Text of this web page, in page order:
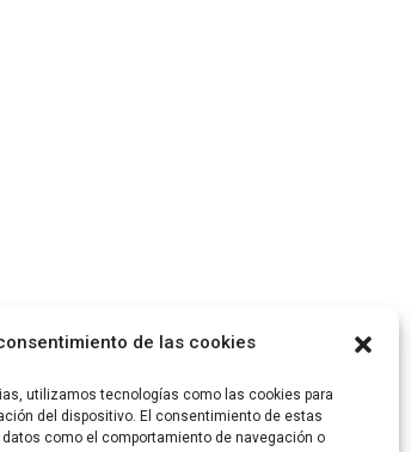
de las cookies
utilizamos tecnologías como las cookies para
del dispositivo. El consentimiento de estas
como el comportamiento de navegación o